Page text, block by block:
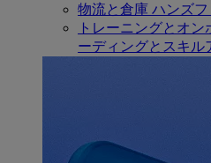
物流と倉庫 ハンズ
トレーニングとオ
ーディングとスキル